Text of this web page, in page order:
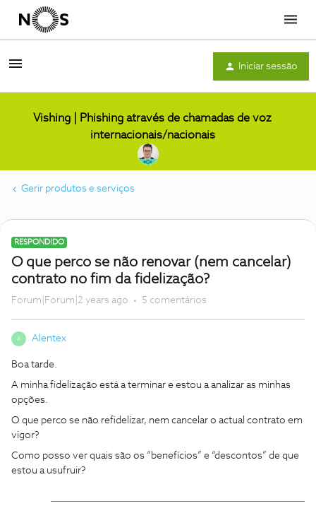
Menu
Iniciar sessão
Vishing | Phishing através de chamadas de voz
internacionais/nacionais
Gerir produtos e serviços
RESPONDIDO
O que perco se não renovar (nem cancelar)
contrato no fim da fidelização?
Forum|Forum|2 years ago 5 comentários
A Alentex
Boa tarde.
A minha fidelização está a terminar e estou a analizar as minhas
opções.
O que perco se não refidelizar, nem cancelar o actual contrato em
vigor?
Como posso ver quais são os “benefícios” e “descontos” de que
estou a usufruir?